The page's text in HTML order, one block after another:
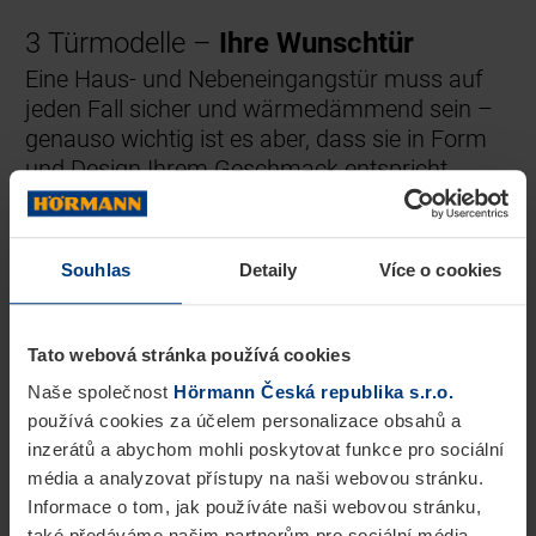
Souhlas Detaily Více o cookies
Tato webová stránka používá cookies
Naše společnost Hörmann Česká republika s.r.o.
používá cookies za účelem personalizace obsahů a
inzerátů a abychom mohli poskytovat funkce pro sociální
média a analyzovat přístupy na naši webovou stránku.
Informace o tom, jak používáte naši webovou stránku,
3 Türmodelle – Ihre Wunschtür
Eine Haus- und Nebeneingangstür muss auf
jeden Fall sicher und wärmedämmend sein –
genauso wichtig ist es aber, dass sie in Form
und Design Ihrem Geschmack entspricht.
Wählen Sie aus unseren 3 Modellen die für Sie